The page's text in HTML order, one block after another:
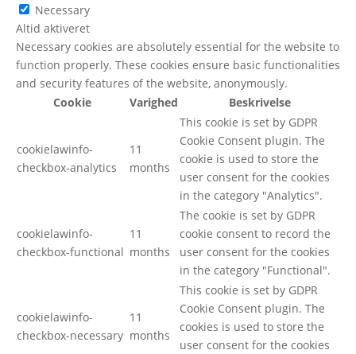
Necessary
Altid aktiveret
Necessary cookies are absolutely essential for the website to
function properly. These cookies ensure basic functionalities
and security features of the website, anonymously.
Cookie
Varighed Beskrivelse
cookielawinfo-
checkbox-analytics
11
months
This cookie is set by GDPR
Cookie Consent plugin. The
cookie is used to store the
user consent for the cookies
in the category "Analytics".
cookielawinfo-
checkbox-functional
11
months
The cookie is set by GDPR
cookie consent to record the
user consent for the cookies
in the category "Functional".
cookielawinfo-
checkbox-necessary
11
months
This cookie is set by GDPR
Cookie Consent plugin. The
cookies is used to store the
user consent for the cookies